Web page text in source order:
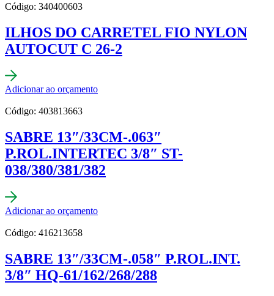
Código: 340400603
ILHOS DO CARRETEL FIO NYLON
AUTOCUT C 26-2
Adicionar ao orçamento
Código: 403813663
SABRE 13″/33CM-.063″
P.ROL.INTERTEC 3/8″ ST-
038/380/381/382
Adicionar ao orçamento
Código: 416213658
SABRE 13″/33CM-.058″ P.ROL.INT.
3/8″ HQ-61/162/268/288